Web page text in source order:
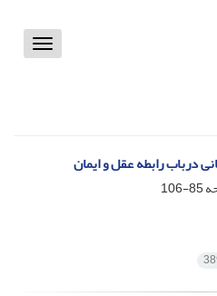
Toggle
درباب رابطه عقل و ایمان
85-106